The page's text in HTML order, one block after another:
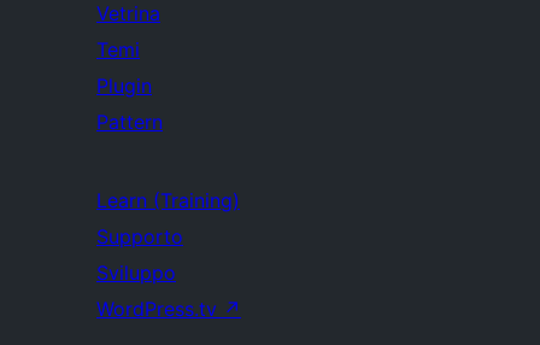
Vetrina
Temi
Plugin
Pattern
Learn (Training)
Supporto
Sviluppo
WordPress.tv ↗